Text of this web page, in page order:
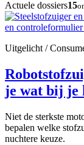
Actuele dossiers15
Uitgelicht /
je wat bij je
Niet de sterkste
bepalen welke
nuchtere keuze.